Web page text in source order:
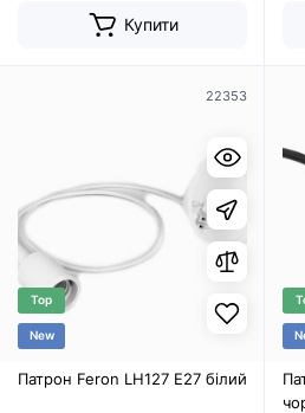
Купити
22353
Top
New
Патрон Feron LH127 E27 білий